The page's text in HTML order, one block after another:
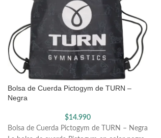
Bolsa de Cuerda Pictogym de TURN –
Negra
$14.990
Bolsa de Cuerda Pictogym de TURN – Negra